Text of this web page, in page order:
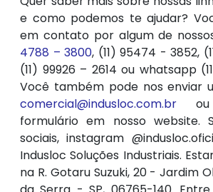
e como podemos te ajudar?
em contato por algum de
4788 – 3800, (11) 95474 - 3852,
(11) 99926 – 2614 ou whatsapp
Você também pode nos enviar
comercial@indusloc.com.br ou
formulário em nosso website.
sociais, instagram
Indusloc Soluções Industriais.
na R. Gotaru Suzuki, 20 - Jardim